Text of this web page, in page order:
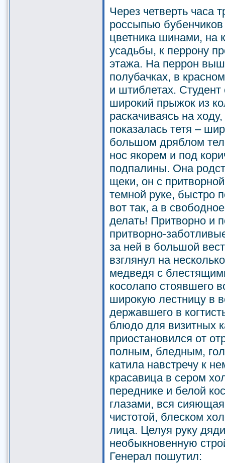
Через четверть часа
россыпью
цветника шинами, на
усадьбы, к перрону
этажа. На перрон
полубачках, в
и штиблетах.
широкий прыжок из
раскачиваясь на
показалась тетя –
большом дряблом
нос якорем и под
подпалины. Она
щеки, он с
темной руке, быстро
вот так, а в
делать! Притворно и
притворно-
за ней в большой
взглянул на
медведя с
косолапо стоявшего
широкую лестницу в
державшего в
блюдо для визитных
приостановился от
полным, бледным,
катила навстречу к
красавица в сером
переднике и белой
глазами, вся
чистотой, блеском
лица. Целуя руку
необыкновенную
Генерал пошутил: